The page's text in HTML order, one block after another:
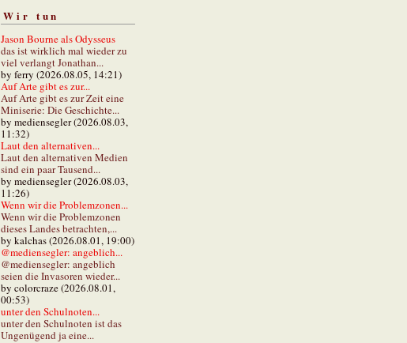
Wir tun
Jason Bourne als Odysseus
das ist wirklich mal wieder zu
viel verlangt Jonathan...
by ferry (2026.08.05, 14:21)
Auf Arte gibt es zur...
Auf Arte gibt es zur Zeit eine
Miniserie: Die Geschichte...
by mediensegler (2026.08.03,
11:32)
Laut den alternativen...
Laut den alternativen Medien
sind ein paar Tausend...
by mediensegler (2026.08.03,
11:26)
Wenn wir die Problemzonen...
Wenn wir die Problemzonen
dieses Landes betrachten,...
by kalchas (2026.08.01, 19:00)
@mediensegler: angeblich...
@mediensegler: angeblich
seien die Invasoren wieder...
by colorcraze (2026.08.01,
00:53)
unter den Schulnoten...
unter den Schulnoten ist das
Ungenügend ja eine...